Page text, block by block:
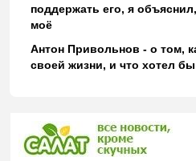
поддержать его, я
моё
Антон Привольнов - о том,
своей жизни, и что хотел